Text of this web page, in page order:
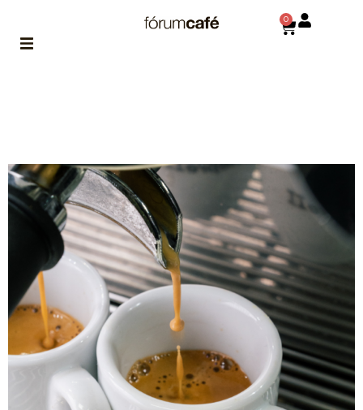
BLOG
el blog
de fórum
es tu
MAGAZINE
cualquiera
ASOCIADOS
conoce a nuestros
asociados
FORMACIONES
0